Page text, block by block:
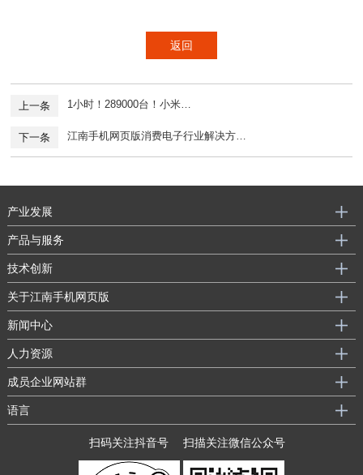
返回
上一条 1小时！289000台！小米…
下一条 江南手机网页版消费电子行业解决方…
产业发展
产品与服务
技术创新
关于江南手机网页版
新闻中心
人力资源
成员企业网站群
语言
扫码关注抖音号 扫描关注微信公众号